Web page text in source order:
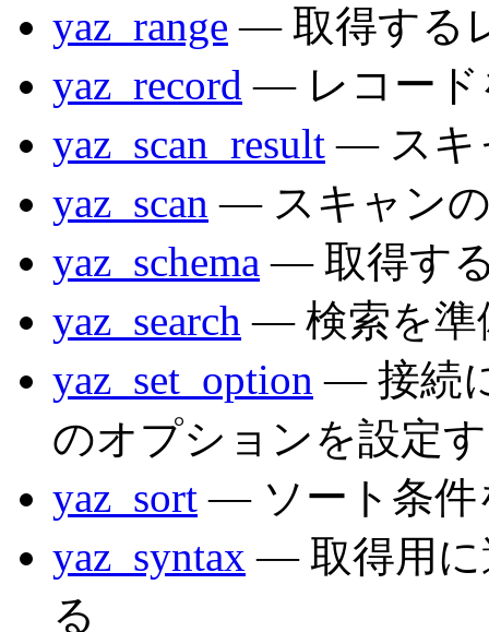
yaz_range — 取得する
yaz_record — レコード
yaz_scan_result — スキ
yaz_scan — スキャン
yaz_schema — 取得す
yaz_search — 検索を準
yaz_set_option — 接続
のオプションを設定
yaz_sort — ソート条件
yaz_syntax — 取得用に
る